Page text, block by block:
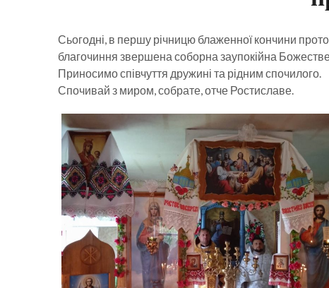
Сьогодні, в першу річницю блаженної кончини
благочиння звершена соборна заупокійна
Приносимо співчуття дружині та рідним спочилого.
Спочивай з миром, собрате, отче Ростиславе.